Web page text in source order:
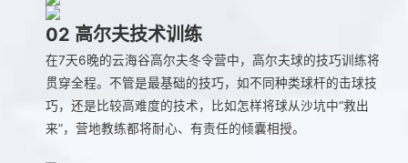
02 高尔夫技术训练
在7天6晚的云海谷高尔夫冬令营中，高尔夫球的技巧训练将
贯穿全程。不管是最基础的技巧，如不同种类球杆的击球技
巧，还是比较高难度的技术，比如怎样将球从沙坑中“救出
来”，营地教练都将耐心、有责任的倾囊相授。